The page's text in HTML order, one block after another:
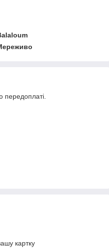
передоплаті.
картку